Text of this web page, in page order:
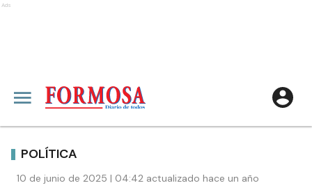
Ads
POLÍTICA
10 de junio de 2025 | 04:42 actualizado hace un año